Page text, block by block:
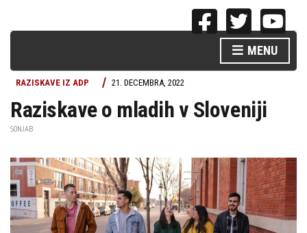
MENU
RAZISKAVE IZ ADP 21. DECEMBRA, 2022
Raziskave o mladih v Sloveniji
SONJAB